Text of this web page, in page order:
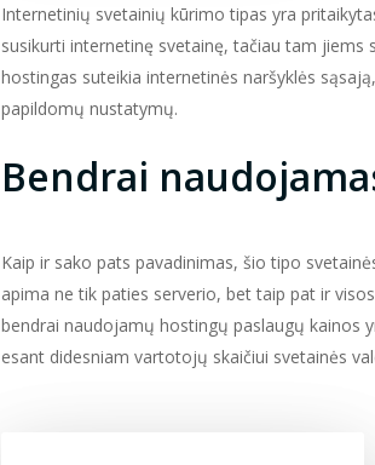
Internetinių svetainių kūrimo tipas yra
susikurti internetinę svetainę, tačiau tam
hostingas suteikia internetinės naršyklės
papildomų nustatymų.
Bendrai
Kaip ir sako pats pavadinimas, šio tipo
apima ne tik paties serverio, bet taip pat ir
bendrai naudojamų hostingų paslaugų kainos
esant didesniam vartotojų skaičiui svetainės